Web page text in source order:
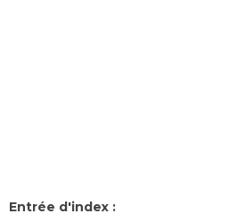
Entrée d'index :